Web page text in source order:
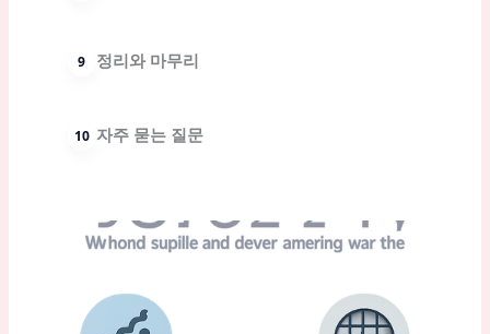
정리와 마무리
자주 묻는 질문